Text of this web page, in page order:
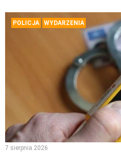
POLICJA WYDARZENIA
7 sierpnia 2026